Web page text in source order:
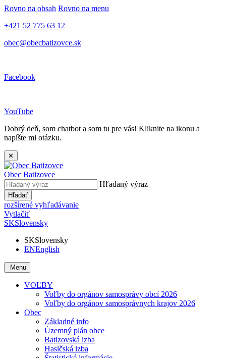
Rovno na obsah Rovno na menu
+421 52 775 63 12
obec@obecbatizovce.sk
Facebook
YouTube
Dobrý deň, som chatbot a som tu pre vás! Kliknite na ikonu a
napíšte mi otázku.
✕
Obec Batizovce
Hľadaný výraz
Hľadať
rozšírené vyhľadávanie
Vytlačiť
SKSlovensky
SKSlovensky
ENEnglish
Menu
VOĽBY
Voľby do orgánov samosprávy obcí 2026
Voľby do orgánov samosprávnych krajov 2026
Obec
Základné info
Územný plán obce
Batizovská izba
Hasičská izba